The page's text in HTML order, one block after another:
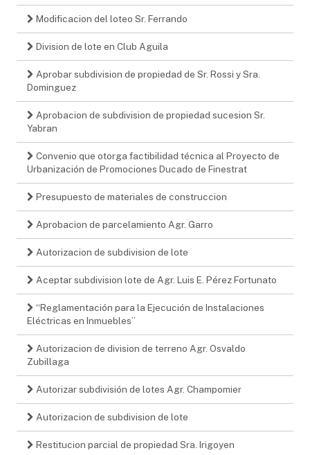
Modificacion del loteo Sr. Ferrando
Division de lote en Club Aguila
Aprobar subdivision de propiedad de Sr. Rossi y Sra.
Dominguez
Aprobacion de subdivision de propiedad sucesion Sr.
Yabran
Convenio que otorga factibilidad técnica al Proyecto de
Urbanización de Promociones Ducado de Finestrat
Presupuesto de materiales de construccion
Aprobacion de parcelamiento Agr. Garro
Autorizacion de subdivision de lote
Aceptar subdivision lote de Agr. Luis E. Pérez Fortunato
“Reglamentación para la Ejecución de Instalaciones
Eléctricas en Inmuebles”
Autorizacion de division de terreno Agr. Osvaldo
Zubillaga
Autorizar subdivisión de lotes Agr. Champomier
Autorizacion de subdivision de lote
Restitucion parcial de propiedad Sra. Irigoyen